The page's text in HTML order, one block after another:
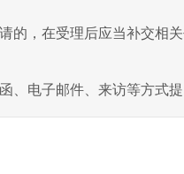
的，在受理后应当补交相
、电子邮件、来访等方式